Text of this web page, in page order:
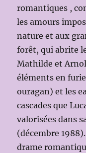
romantiques ,
les amours
nature et aux
forêt, qui abrite
Mathilde et
éléments en
ouragan) et les
cascades que
valorisées dans
(décembre
drame